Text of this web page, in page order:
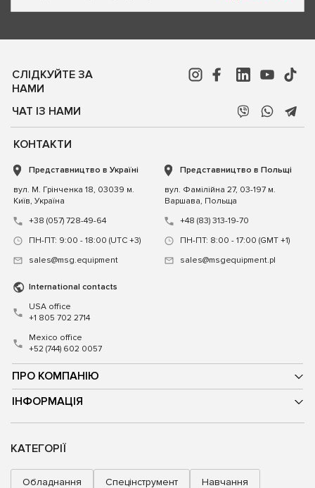
СЛІДКУЙТЕ ЗА
НАМИ
ЧАТ ІЗ НАМИ
ПРО КОМПАНІЮ
ІНФОРМАЦІЯ
КОНТАКТИ
Представництво в Україні
вул. М. Грінченка 18, 03039 м.
Київ, Україна
+38 (057) 728-49-64
ПН-ПТ: 9:00 - 18:00 (UTC +3)
sales@msg.equipment
Представництво в Польщі
вул. Фамілійна 27, 03-197 м.
Варшава, Польща
+48 (83) 313-19-70
ПН-ПТ: 8:00 - 17:00 (GMT +1)
sales@msgequipment.pl
International contacts
USA office
+1 805 702 2714
Mexico office
+52 (744) 602 0057
КАТЕГОРІЇ
Обладнання Спецінструмент Навчання